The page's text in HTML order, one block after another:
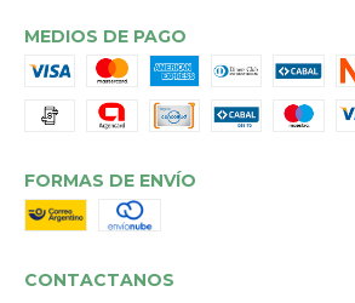
MEDIOS DE PAGO
FORMAS DE ENVÍO
CONTACTANOS